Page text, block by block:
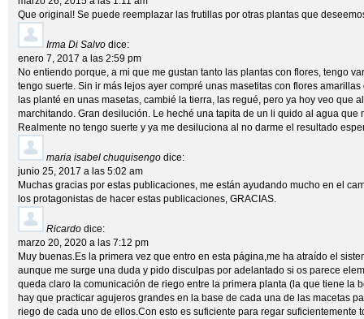
Que original! Se puede reemplazar las frutillas por otras plantas que
Irma Di Salvo dice:
enero 7, 2017 a las 2:59 pm
No entiendo porque, a mi que me gustan tanto las plantas con flores, tengo
tengo suerte. Sin ir más lejos ayer compré unas masetitas con flores
las planté en unas masetas, cambié la tierra, las regué, pero ya hoy veo que
marchitando. Gran desilución. Le heché una tapita de un li quido al agua que
Realmente no tengo suerte y ya me desiluciona al no darme el resultado
maria isabel chuquisengo dice:
junio 25, 2017 a las 5:02 am
Muchas gracias por estas publicaciones, me están ayudando mucho en el
los protagonistas de hacer estas publicaciones, GRACIAS.
Ricardo dice:
marzo 20, 2020 a las 7:12 pm
Muy buenas.Es la primera vez que entro en esta página,me ha atraído el
aunque me surge una duda y pido disculpas por adelantado si os parece
queda claro la comunicación de riego entre la primera planta (la que tiene la
hay que practicar agujeros grandes en la base de cada una de las macetas
riego de cada uno de ellos.Con esto es suficiente para regar suficientemente